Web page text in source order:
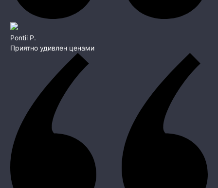
Pontii P.
Приятно удивлен ценами